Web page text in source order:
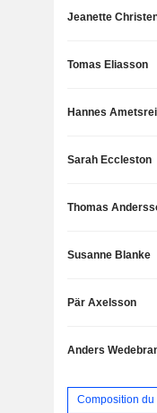
Jeanette
Tomas Eliasson
Hannes
Sarah Eccleston
Thomas
Susanne Blanke
Pär Axelsson
Anders
Composition